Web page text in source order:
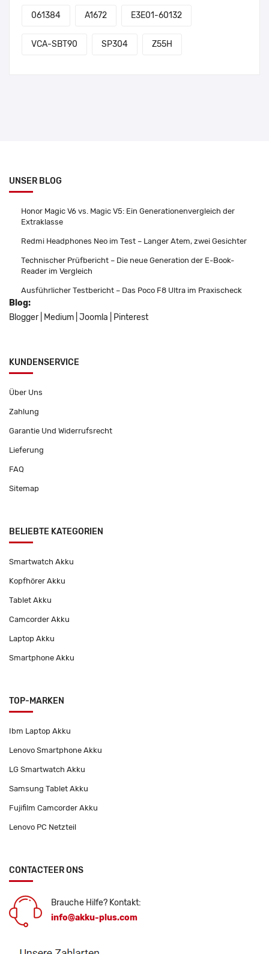
061384 A1672 E3E01-60132
VCA-SBT90 SP304 Z55H
UNSER BLOG
Honor Magic V6 vs. Magic V5: Ein Generationenvergleich der
Extraklasse
Redmi Headphones Neo im Test – Langer Atem, zwei Gesichter
Technischer Prüfbericht – Die neue Generation der E-Book-
Reader im Vergleich
Ausführlicher Testbericht – Das Poco F8 Ultra im Praxischeck
Blog:
Blogger
Medium Joomla Pinterest
KUNDENSERVICE
Über Uns
Zahlung
Garantie Und Widerrufsrecht
Lieferung
FAQ
Sitemap
BELIEBTE KATEGORIEN
Smartwatch Akku
Kopfhörer Akku
Tablet Akku
Camcorder Akku
Laptop Akku
Smartphone Akku
TOP-MARKEN
Ibm Laptop Akku
Lenovo Smartphone Akku
LG Smartwatch Akku
Samsung Tablet Akku
Fujifilm Camcorder Akku
Lenovo PC Netzteil
CONTACTEER ONS
Brauche Hilfe? Kontakt:
info@akku-plus.com